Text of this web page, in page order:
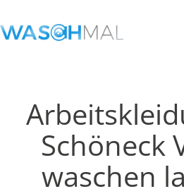
Schöneck
waschen